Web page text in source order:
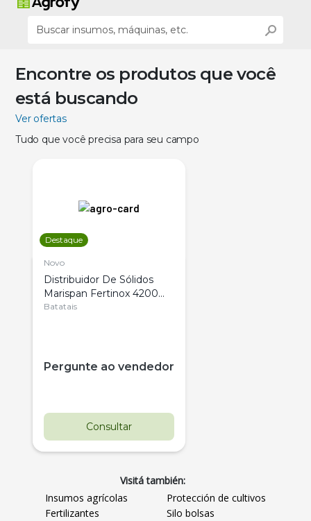
Encontre os produtos que você
está buscando
Ver ofertas
Tudo que você precisa para seu campo
Destaque
Novo
Distribuidor De Sólidos
Marispan Fertinox 4200
Citrus
Batatais
Pergunte ao vendedor
Consultar
Visitá también:
Insumos agrícolas
Protección de cultivos
Fertilizantes
Silo bolsas